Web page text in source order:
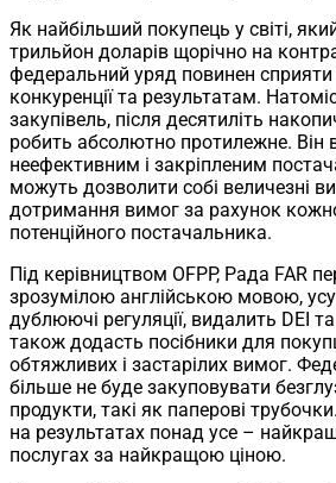
Як найбільший покупець у світі,
трильйон доларів щорічно на
федеральний уряд повинен сприяти
конкуренції та результатам.
закупівель, після десятиліть
робить абсолютно протилежне. Він
неефективним і закріпленим
можуть дозволити собі величезні
дотримання вимог за рахунок
потенційного постачальника.
Під керівництвом OFPP, Рада FAR
зрозумілою англійською мовою,
дублюючі регуляції, видалить DEI
також додасть посібники для
обтяжливих і застарілих вимог.
більше не буде закуповувати
продукти, такі як паперові
на результатах понад усе –
послугах за найкращою ціною.